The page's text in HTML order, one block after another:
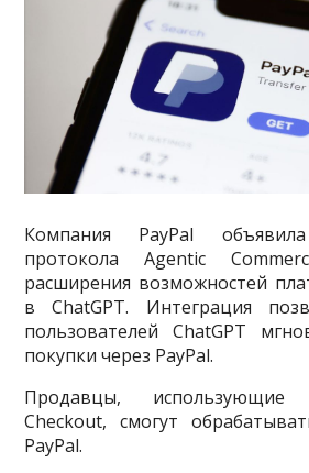
Компания PayPal
протокола Agentic
расширения возможностей
в ChatGPT. Интеграция
пользователей ChatGPT
покупки через PayPal.
Продавцы,
Checkout, смогут
PayPal.